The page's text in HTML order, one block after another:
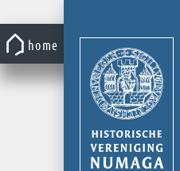
naar
de
inhoud
home